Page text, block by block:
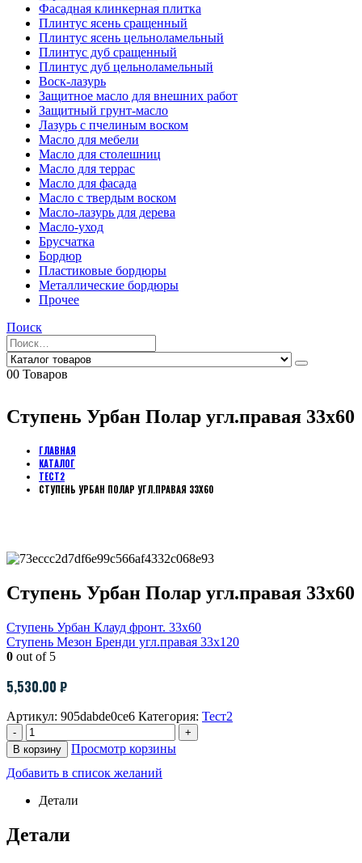
Фасадная клинкерная плитка
Плинтус ясень сращенный
Плинтус ясень цельноламельный
Плинтус дуб сращенный
Плинтус дуб цельноламельный
Воск-лазурь
Защитное масло для внешних работ
Защитный грунт-масло
Лазурь с пчелиным воском
Масло для мебели
Масло для столешниц
Масло для террас
Масло для фасада
Масло с твердым воском
Масло-лазурь для дерева
Масло-уход
Брусчатка
Бордюр
Пластиковые бордюры
Металлические бордюры
Прочее
Поиск
00 Товаров
Ступень Урбан Полар угл.правая 33х60
ГЛАВНАЯ
КАТАЛОГ
ТЕСТ2
СТУПЕНЬ УРБАН ПОЛАР УГЛ.ПРАВАЯ 33Х60
Ступень Урбан Полар угл.правая 33х60
Ступень Урбан Клауд фронт. 33х60
Ступень Мезон Бренди угл.правая 33х120
0 out of 5
5,530.00 ₽
Артикул: 905dabde0ce6 Категория: Тест2
-
+
В корзину
Просмотр корзины
Добавить в список желаний
Детали
Детали